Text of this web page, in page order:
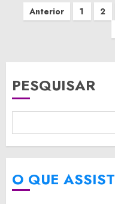
Paginação
Anterior 1 2
PESQUISAR
O QUE